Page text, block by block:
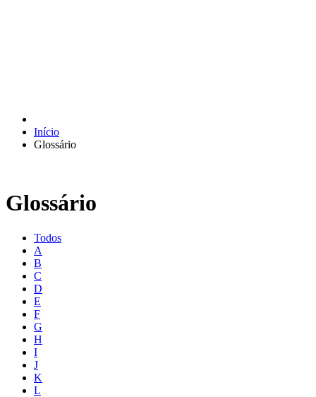
Início
Glossário
Glossário
Todos
A
B
C
D
E
F
G
H
I
J
K
L